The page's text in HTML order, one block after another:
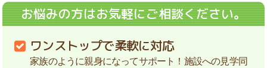
お悩みの方はお気軽にご相談ください。
ワンストップで柔軟に対応
家族のように親身になってサポート！施設への見学同